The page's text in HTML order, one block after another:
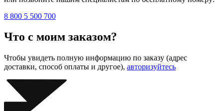
8 800 5 500 700
Что с моим заказом?
Чтобы увидеть полную информацию по заказу (адрес
доставки, способ оплаты и другое), авторизуйтесь